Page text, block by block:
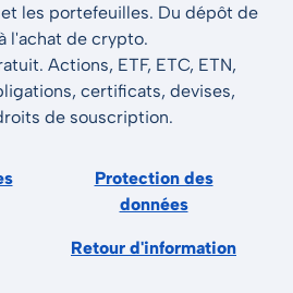
les portefeuilles. Du dépôt de
l'achat de crypto.
Actions, ETF, ETC, ETN,
certificats, devises,
de souscription.
Protection des
données
Retour d'information